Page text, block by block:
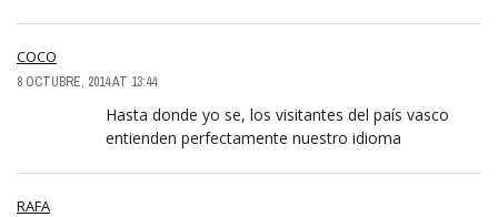
COCO
8 OCTUBRE, 2014 AT 13:44
Hasta donde yo se, los visitantes del país vasco
entienden perfectamente nuestro idioma
RAFA